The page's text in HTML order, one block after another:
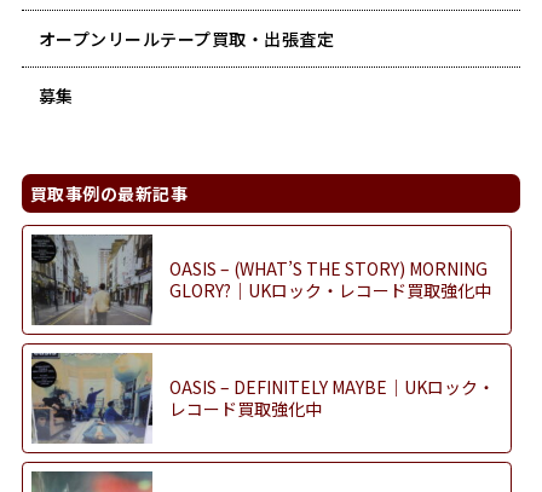
オープンリールテープ買取・出張査定
募集
買取事例の最新記事
OASIS – (WHAT’S THE STORY) MORNING
GLORY?｜UKロック・レコード買取強化中
OASIS – DEFINITELY MAYBE｜UKロック・
レコード買取強化中